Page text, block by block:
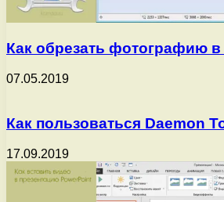
Как обрезать фотографию в
07.05.2019
Как пользоваться Daemon
17.09.2019